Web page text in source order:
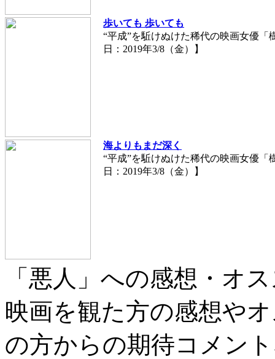
歩いても 歩いても
“平成”を駈けぬけた稀代の映画女優
日：2019年3/8（金）】
海よりもまだ深く
“平成”を駈けぬけた稀代の映画女優
日：2019年3/8（金）】
「悪人」への感想・オ
映画を観た方の感想や
の方からの期待コメン